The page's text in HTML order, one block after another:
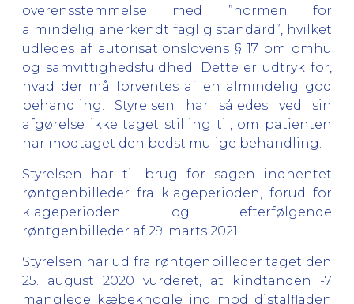
overensstemmelse med ”normen for
almindelig anerkendt faglig standard”, hvilket
udledes af autorisationslovens § 17 om omhu
og samvittighedsfuldhed. Dette er udtryk for,
hvad der må forventes af en almindelig god
behandling. Styrelsen har således ved sin
afgørelse ikke taget stilling til, om patienten
har modtaget den bedst mulige behandling.
Styrelsen har til brug for sagen indhentet
røntgenbilleder fra klageperioden, forud for
klageperioden og efterfølgende
røntgenbilleder af 29. marts 2021.
Styrelsen har ud fra røntgenbilleder taget den
25. august 2020 vurderet, at kindtanden -7
manglede kæbeknogle ind mod distalfladen